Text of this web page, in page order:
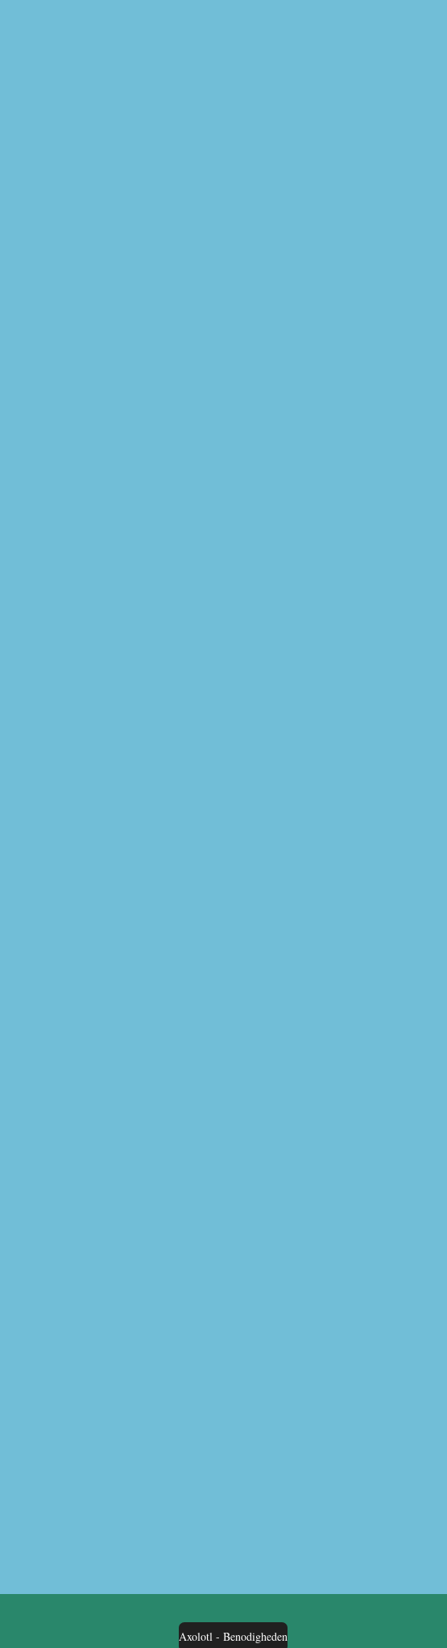
Axolotl - Benodigheden